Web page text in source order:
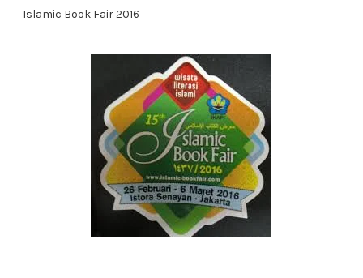
Islamic Book Fair 2016